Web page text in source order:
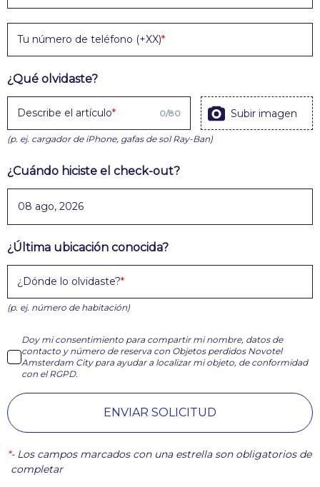
Tu número de teléfono (+XX)
¿Qué olvidaste?
Describe el artículo 0/80 Subir imagen
(p. ej. cargador de iPhone, gafas de sol Ray-Ban)
¿Cuándo hiciste el check-out?
¿Última ubicación conocida?
¿Dónde lo olvidaste?
(p. ej. número de habitación)
Doy mi consentimiento para compartir mi nombre, datos de
contacto y número de reserva con Objetos perdidos Novotel
Amsterdam City para ayudar a localizar mi objeto, de conformidad
con el RGPD.
ENVIAR SOLICITUD
*- Los campos marcados con una estrella son obligatorios de
completar